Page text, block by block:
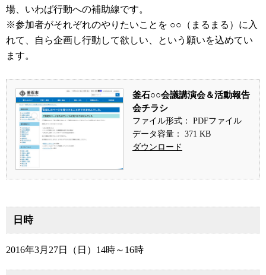
場、いわば行動への補助線です。
※参加者がそれぞれのやりたいことを ○○（まるまる）に入
れて、自ら企画し行動して欲しい、という願いを込めてい
ます。
釜石○○会議講演会＆活動報告
会チラシ
ファイル形式： PDFファイル
データ容量： 371 KB
ダウンロード
日時
2016年3月27日（日）14時～16時